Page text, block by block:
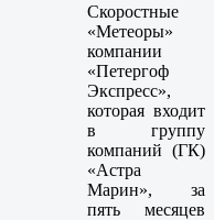
Скоростные
«Метеоры»
компании
«Петергоф
Экспресс»,
которая входит
в группу
компаний (ГК)
«Астра
Марин», за
пять месяцев